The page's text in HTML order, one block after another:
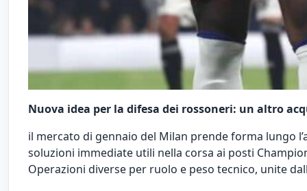
Nuova idea per la difesa dei rossoneri: un altro
il mercato di gennaio del Milan prende forma lungo
soluzioni immediate utili nella corsa ai posti
Operazioni diverse per ruolo e peso tecnico, unite